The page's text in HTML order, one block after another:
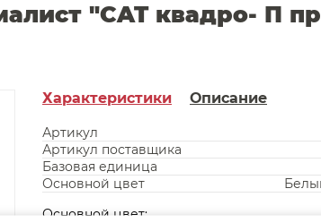
"CAT квадро- П
Характеристики Описание
Артикул
Артикул поставщика
Базовая единица
Основной цвет
Основной цвет: